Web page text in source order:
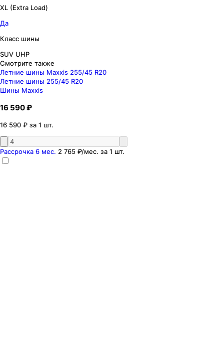
XL (Extra Load)
Да
Класс шины
SUV UHP
Смотрите также
Летние шины Maxxis 255/45 R20
Летние шины 255/45 R20
Шины Maxxis
16 590 ₽
16 590 ₽ за 1 шт.
Рассрочка 6 мес. 2 765 ₽/мес. за 1 шт.